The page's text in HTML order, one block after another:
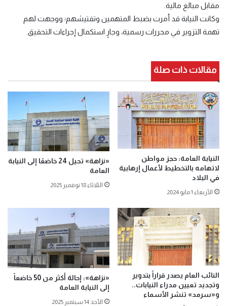
مقابل مبالغ مالية.
وكانت النيابة قد أمرت بضبط المتهمين وتفتيشهم؛ ووجهت لهم
تهمة التزوير في محررات رسمية، وجارٍ استكمال إجراءات التحقيق.
مقالات ذات صلة
النيابة العامة: حجز مواطن
لاتهامه بالتخطيط لأعمال إرهابية
في البلاد
الأربعاء 1 مايو 2024
«نزاهة» تحيل 24 خاضعًا إلى النيابة
العامة
الثلاثاء 18 نوفمبر 2025
النائب العام يصدر قراراً بتدوير
وتجديد تعيين مدراء النيابات..
و«سرمد» تنشر الأسماء
«نزاهة»: إحالة أكثر من 50 خاضعاً
إلى النيابة العامة
الأحد 14 سبتمبر 2025